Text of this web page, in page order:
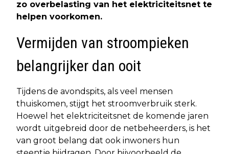
zo overbelasting van het elektriciteitsnet te
helpen voorkomen.
Vermijden van stroompieken
belangrijker dan ooit
Tijdens de avondspits, als veel mensen
thuiskomen, stijgt het stroomverbruik sterk.
Hoewel het elektriciteitsnet de komende jaren
wordt uitgebreid door de netbeheerders, is het
van groot belang dat ook inwoners hun